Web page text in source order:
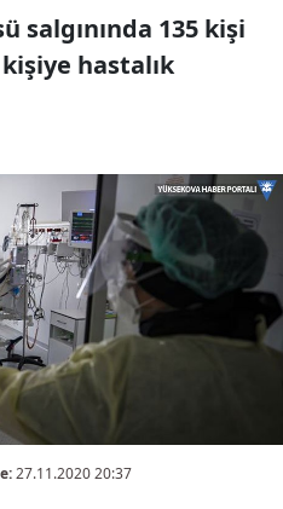
salgınında 135 kişi
hastalık
27.11.2020 20:37